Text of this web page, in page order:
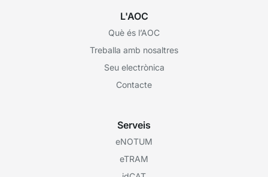
L'AOC
Què és l’AOC
Treballa amb nosaltres
Seu electrònica
Contacte
Serveis
eNOTUM
eTRAM